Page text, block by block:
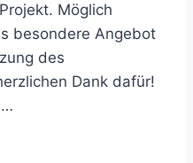
Möglich
besondere Angebot
des
Dank dafür!